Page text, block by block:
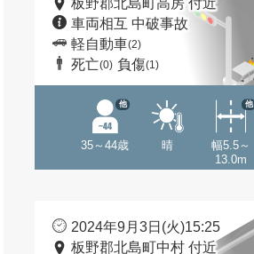
板野郡北島町高房 付近
車両相互 中破事故
軽自動車(2)
死亡(0) 負傷(1)
35～44歳
他
晴
幅5.5～
13.0m
他
2024年9月3日(火)15:25
板野郡北島町中村 付近